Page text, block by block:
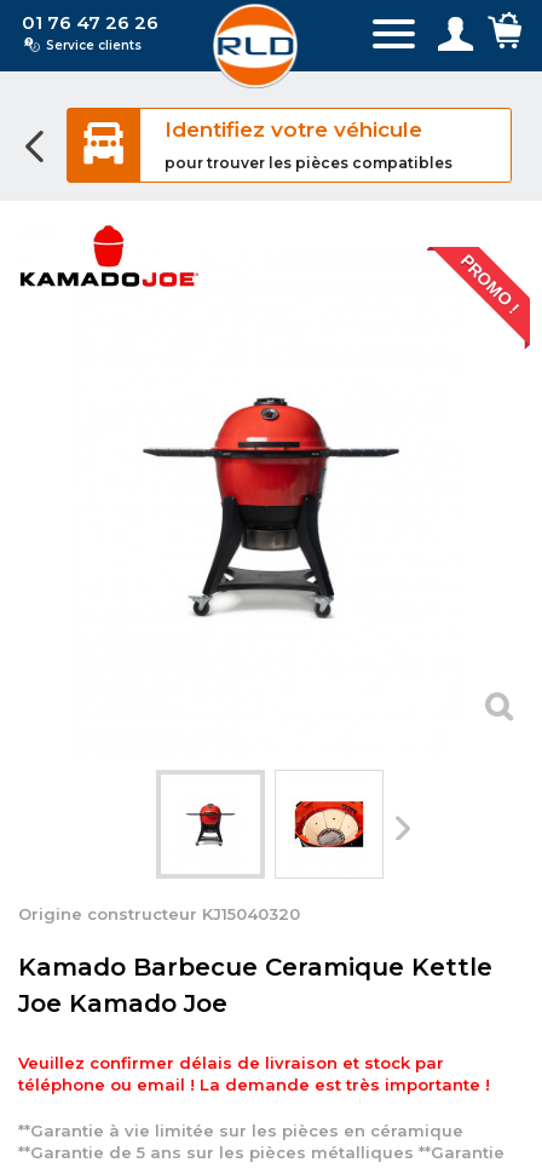
01 76 47 26 26
Service clients
Identifiez votre véhicule
pour trouver les pièces compatibles
PROMO !
Origine constructeur KJ15040320
Kamado Barbecue Ceramique Kettle
Joe Kamado Joe
Veuillez confirmer délais de livraison et stock par
téléphone ou email ! La demande est très importante !
**Garantie à vie limitée sur les pièces en céramique
**Garantie de 5 ans sur les pièces métalliques **Garantie